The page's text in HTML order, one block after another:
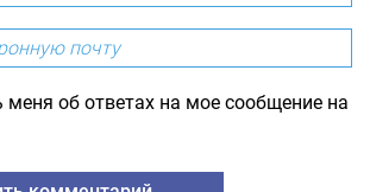
об ответах на мое сообщение на